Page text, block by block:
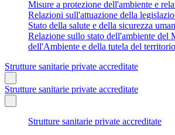
Misure a protezione dell'ambiente e
Relazioni sull'attuazione della
Stato della salute e della sicurezza
Relazione sullo stato dell'ambiente del
dell'Ambiente e della tutela del territorio
Strutture sanitarie private accreditate
Strutture sanitarie private accreditate
Strutture sanitarie private accreditate